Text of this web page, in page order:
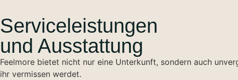
Serviceleistungen
und Ausstattung
Feelmore bietet nicht nur eine Unterkunft, sondern auch
ihr vermissen werdet.